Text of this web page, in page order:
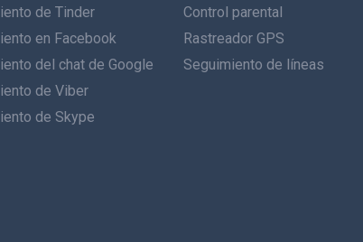
de Tinder
en Facebook
del chat de Google
de Viber
de Skype
Control parental
Rastreador GPS
Seguimiento de líneas